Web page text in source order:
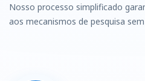
Nosso processo simplificado
aos mecanismos de pesquisa